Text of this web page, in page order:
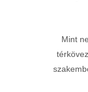
Mint